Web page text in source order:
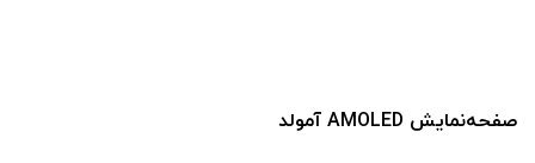
صفحه‌نمایش AMOLED آمولد